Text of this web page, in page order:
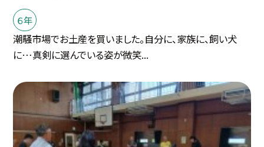
６年
潮騒市場でお土産を買いました。自分に、家族に、飼い犬
に…真剣に選んでいる姿が微笑...